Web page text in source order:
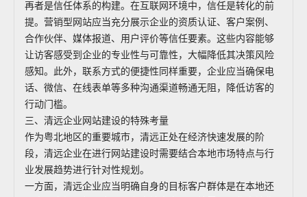
再者是信任体系的构建。在互联网环境中，信任是转化的前
提。营销型网站应当充分展示企业的资质认证、客户案例、
合作伙伴、媒体报道、用户评价等信任要素。这些内容能够
让访客感受到企业的专业性与可靠性，大幅降低其决策风险
感知。此外，联系方式的便捷性同样重要，企业应当确保电
话、微信、在线表单等多种沟通渠道畅通无阻，降低访客的
行动门槛。
三、清远企业网站建设的特殊考量
作为粤北地区的重要城市，清远正处在经济快速发展的阶
段，清远企业在进行网站建设时需要结合本地市场特点与行
业发展趋势进行针对性规划。
一方面，清远企业应当明确自身的目标客户群体是在本地还